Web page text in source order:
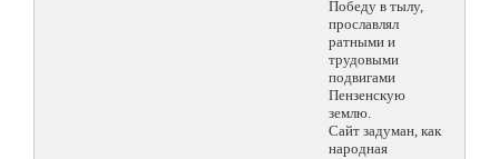
Победу в тылу,
прославлял
ратными и
трудовыми
подвигами
Пензенскую
землю.
Сайт задуман, как
народная